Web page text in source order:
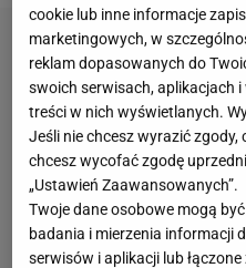
cookie lub inne informacje
marketingowych, w
reklam dopasowanych do
swoich serwisach, aplikacjach
treści w nich wyświetlanych.
Jeśli nie chcesz wyrazić
chcesz wycofać zgodę
„Ustawień Zaawansowanych”.
Twoje dane osobowe mogą
badania i mierzenia informacji
serwisów i aplikacji lub